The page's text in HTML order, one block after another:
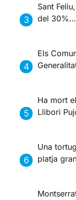
Sant
del 30%…
Els
Ha mort
Llibori
Una
platja